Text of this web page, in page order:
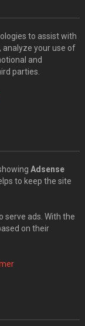
to assist with
analyze your use of
and
parties.
Adsense
to keep the site
serve ads. With the
on their